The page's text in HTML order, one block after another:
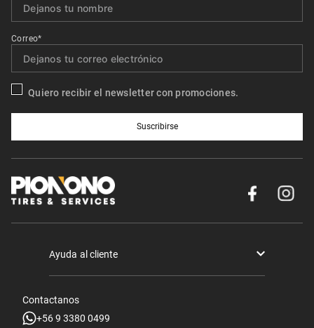
Correo*
Quiero recibir el newsletter con promociones.
Suscribirse
Ayuda al cliente
Contactanos
+56 9 3380 0499